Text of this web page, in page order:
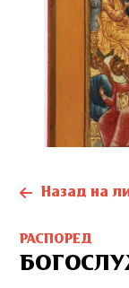
Назад на
РАСПОРЕД